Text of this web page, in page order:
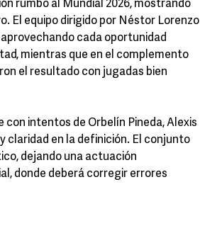
rumbo al Mundial 2026, mostrando
El equipo dirigido por Néstor Lorenzo
cada oportunidad
mientras que en el complemento
el resultado con jugadas bien
intentos de Orbelín Pineda, Alexis
claridad en la definición. El conjunto
dejando una actuación
donde deberá corregir errores